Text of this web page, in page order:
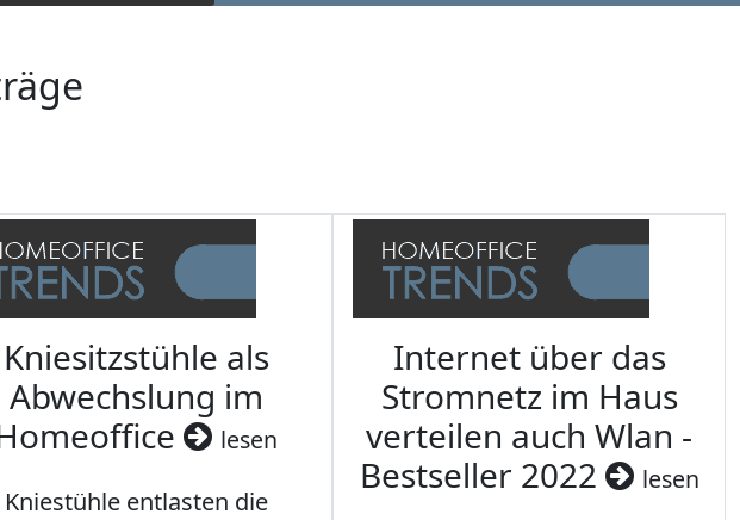
Kniesitzstühle als
Abwechslung im
lesen
Kniestühle entlasten die
Internet über das
Stromnetz im Haus
verteilen auch Wlan -
Bestseller 2022
lesen